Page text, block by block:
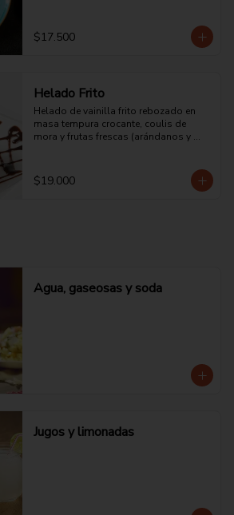
$17.500
Helado Frito
Helado de vainilla frito rebozado en
masa tempura crocante, coulis de
mora y frutas frescas (arándanos y
$19.000
Agua, gaseosas y soda
Jugos y limonadas